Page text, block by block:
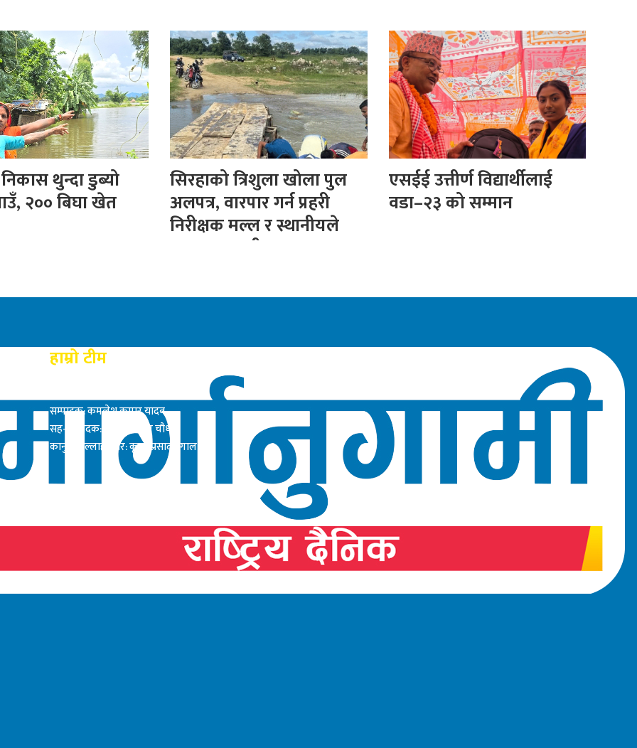
थुन्दा डुब्यो
२०० बिघा खेत
सिरहाको त्रिशुला खोला पुल
अलपत्र, वारपार गर्न प्रहरी
निरीक्षक मल्ल र स्थानीयले
बनाए अस्थायी पुल
एसईई उत्तीर्ण विद्यार्थीलाई
वडा–२३ को सम्मान
हाम्रो टीम
सम्पादक: कमलेश कुमार यादव
सह-सम्पादक: सत्य नारायण चौधरी
कानुनी सल्लाहाकार: कृष्ण प्रसाद दंगाल